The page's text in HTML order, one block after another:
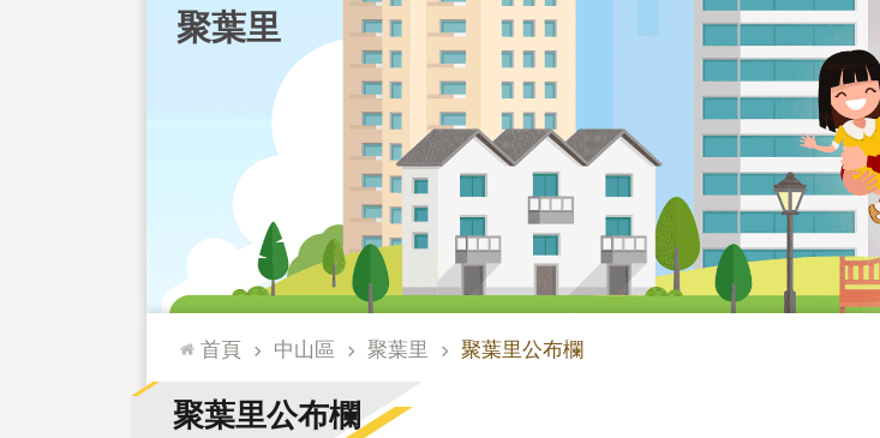
聚葉里
::: 首頁 中山區 聚葉里 聚葉里公布欄
聚葉里公布欄